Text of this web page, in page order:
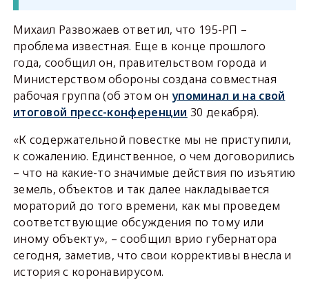
Михаил Развожаев ответил, что 195-РП –
проблема известная. Еще в конце прошлого
года, сообщил он, правительством города и
Министерством обороны создана совместная
рабочая группа (об этом онупоминал и на свой
итоговой пресс-конференции 30 декабря).
«К содержательной повестке мы не приступили,
к сожалению. Единственное, о чем договорились
– что на какие-то значимые действия по изъятию
земель, объектов и так далее накладывается
мораторий до того времени, как мы проведем
соответствующие обсуждения по тому или
иному объекту», – сообщил врио губернатора
сегодня, заметив, что свои коррективы внесла и
история с коронавирусом.